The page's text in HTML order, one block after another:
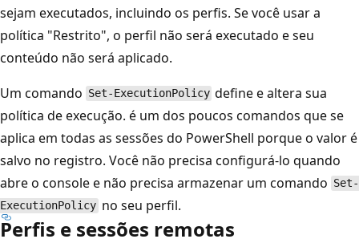
sejam executados, incluindo os perfis. Se você usar a
política "Restrito", o perfil não será executado e seu
conteúdo não será aplicado.
Um comando Set-ExecutionPolicy define e altera sua
política de execução. é um dos poucos comandos que se
aplica em todas as sessões do PowerShell porque o valor é
salvo no registro. Você não precisa configurá-lo quando
abre o console e não precisa armazenar um comando Set-
ExecutionPolicy no seu perfil.
Perfis e sessões remotas